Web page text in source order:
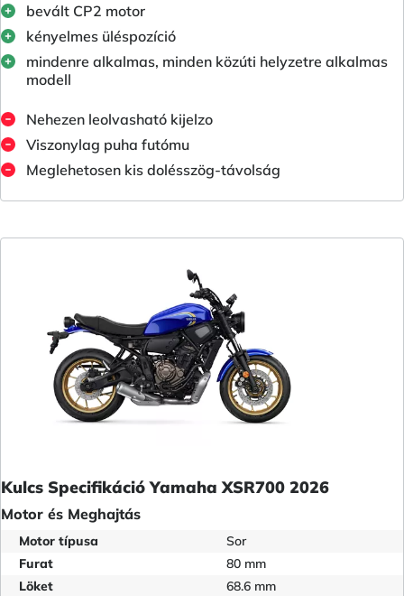
bevált CP2 motor
kényelmes üléspozíció
mindenre alkalmas, minden közúti helyzetre alkalmas
modell
Nehezen leolvasható kijelzo
Viszonylag puha futómu
Meglehetosen kis dolésszög-távolság
Kulcs Specifikáció Yamaha XSR700 2026
Motor és Meghajtás
Motor típusa
Sor
Furat
80 mm
Löket
68.6 mm